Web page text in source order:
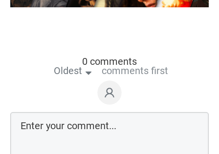
0 comments
Oldest comments first